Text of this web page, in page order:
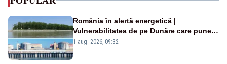
România în alertă energetică |
Vulnerabilitatea de pe Dunăre care pune
în pericol Centrala Cernavodă era
1 aug. 2026, 09:32